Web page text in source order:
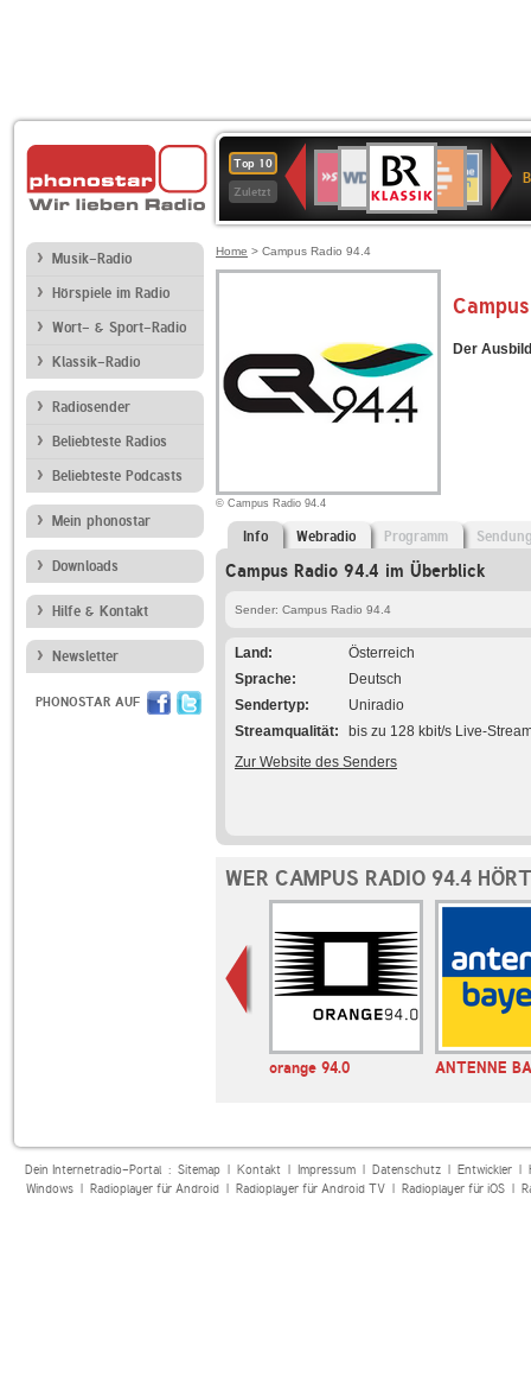
Top 10
Zuletzt
Deutschlandfunk
80er
90er
OLDIE
ANTENNE
4
BR-
KLASSIK
Deutschlandfunk
Kultur
ANTENNE
BAYERN
SWR
Kultur
NDR
2
Musik-Radio
Hörspiele im Radio
Wort- & Sport-Radio
Klassik-Radio
Radiosender
Beliebteste Radios
Beliebteste Podcasts
Mein phonostar
Downloads
Hilfe & Kontakt
Newsletter
PHONOSTAR AUF
Home > Campus Radio 94.4
© Campus Radio 94.4
Der
Info Webradio Programm
Campus Radio 94.4 im Überblick
Sender: Campus Radio 94.4
Land
Österreich
Sprache
Deutsch
Sendertyp
Uniradio
Streamqualität
bis zu 128 kbit/s Live-
Zur Website des Senders
WER CAMPUS RADIO 94.4
orange 94.0 ANTENNE
Dein Internetradio-Portal : Sitemap| Kontakt| Impressum| Datenschutz| Entwickler|
Windows| Radioplayer für Android| Radioplayer für Android TV| Radioplayer für iOS|